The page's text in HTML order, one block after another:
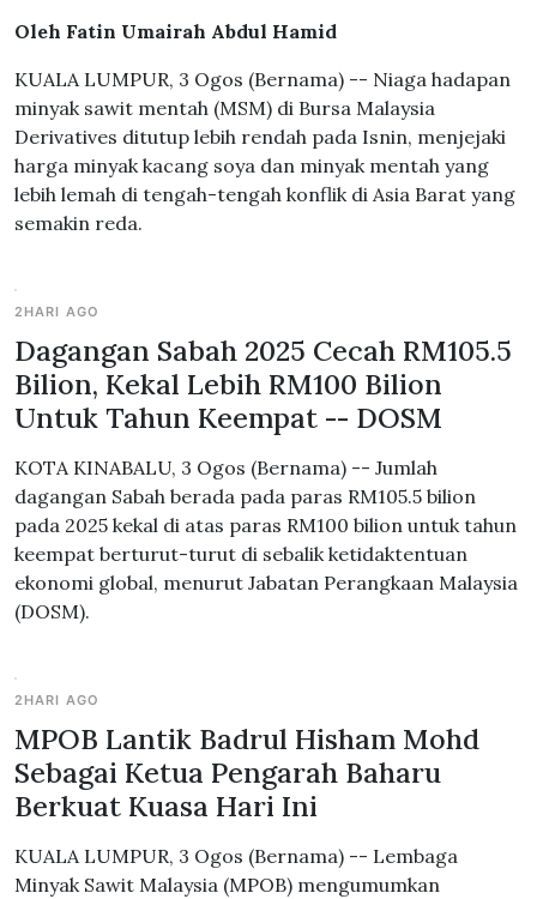
Oleh Fatin Umairah Abdul Hamid
KUALA LUMPUR, 3 Ogos (Bernama) -- Niaga hadapan
minyak sawit mentah (MSM) di Bursa Malaysia
Derivatives ditutup lebih rendah pada Isnin, menjejaki
harga minyak kacang soya dan minyak mentah yang
lebih lemah di tengah-tengah konflik di Asia Barat yang
semakin reda.
2HARI AGO
Dagangan Sabah 2025 Cecah RM105.5
Bilion, Kekal Lebih RM100 Bilion
Untuk Tahun Keempat -- DOSM
KOTA KINABALU, 3 Ogos (Bernama) -- Jumlah
dagangan Sabah berada pada paras RM105.5 bilion
pada 2025 kekal di atas paras RM100 bilion untuk tahun
keempat berturut-turut di sebalik ketidaktentuan
ekonomi global, menurut Jabatan Perangkaan Malaysia
(DOSM).
2HARI AGO
MPOB Lantik Badrul Hisham Mohd
Sebagai Ketua Pengarah Baharu
Berkuat Kuasa Hari Ini
KUALA LUMPUR, 3 Ogos (Bernama) -- Lembaga
Minyak Sawit Malaysia (MPOB) mengumumkan